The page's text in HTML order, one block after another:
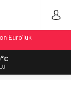
Euro’luk
Aracı Tedarik
Başladı